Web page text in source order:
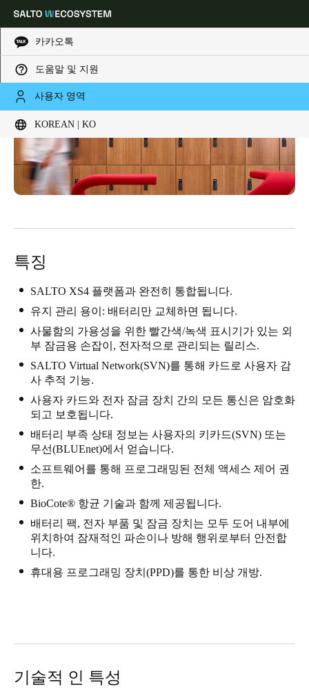
카카오톡
도움말 및 지원
사용자 영역
KOREAN | KO
Global
Korean Korean
Korean
KoreanEnglish
Singapore
English
Hong Kong
English
Vietnam
VietnameseEnglish
Japan
Japanese
Australia / New Zealand
English
특징
SALTO XS4 플랫폼과 완전히 통합됩니다.
유지 관리 용이: 배터리만 교체하면 됩니다.
사물함의 가용성을 위한 빨간색/녹색 표시기가 있는 외
부 잠금용 손잡이, 전자적으로 관리되는 릴리스.
SALTO Virtual Network(SVN)를 통해 카드로 사용자 감
사 추적 기능.
사용자 카드와 전자 잠금 장치 간의 모든 통신은 암호화
되고 보호됩니다.
배터리 부족 상태 정보는 사용자의 키카드(SVN) 또는
무선(BLUEnet)에서 얻습니다.
소프트웨어를 통해 프로그래밍된 전체 액세스 제어 권
한.
BioCote® 항균 기술과 함께 제공됩니다.
배터리 팩, 전자 부품 및 잠금 장치는 모두 도어 내부에
위치하여 잠재적인 파손이나 방해 행위로부터 안전합
니다.
휴대용 프로그래밍 장치(PPD)를 통한 비상 개방.
기술적 인 특성